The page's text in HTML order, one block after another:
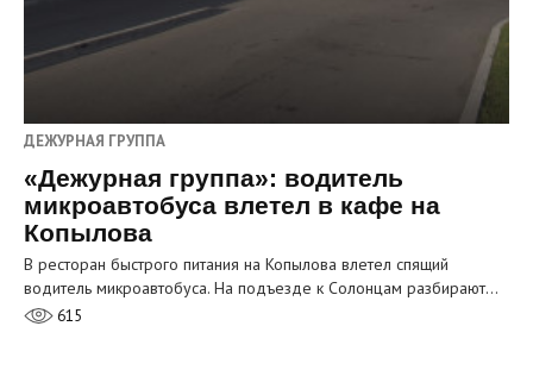
ДЕЖУРНАЯ ГРУППА
«Дежурная группа»: водитель
микроавтобуса влетел в кафе на
Копылова
В ресторан быстрого питания на Копылова влетел спящий
водитель микроавтобуса. На подъезде к Солонцам разбирают…
615